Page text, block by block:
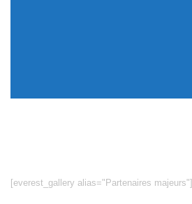
[everest_gallery alias="Partenaires majeurs"]